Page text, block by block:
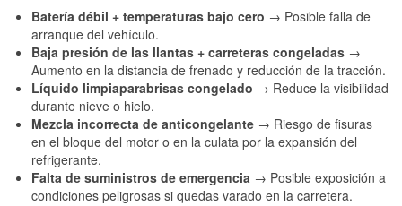
Batería débil + temperaturas bajo cero → Posible falla de
arranque del vehículo.
Baja presión de las llantas + carreteras congeladas →
Aumento en la distancia de frenado y reducción de la tracción.
Líquido limpiaparabrisas congelado → Reduce la visibilidad
durante nieve o hielo.
Mezcla incorrecta de anticongelante → Riesgo de fisuras
en el bloque del motor o en la culata por la expansión del
refrigerante.
Falta de suministros de emergencia → Posible exposición a
condiciones peligrosas si quedas varado en la carretera.